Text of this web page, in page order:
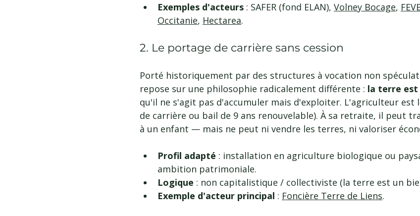
Exemples d'acteurs : SAFER (fond ELAN), Volney Bocage,
Occitanie, Hectarea.
2. Le portage de carrière sans cession
Porté historiquement par des structures à vocation non
repose sur une philosophie radicalement différente : la terre est
qu'il ne s'agit pas d'accumuler mais d'exploiter. L'agriculteur est
de carrière ou bail de 9 ans renouvelable). À sa retraite, il peut
à un enfant — mais ne peut ni vendre les terres, ni valoriser
Profil adapté : installation en agriculture biologique ou
ambition patrimoniale.
Logique : non capitalistique / collectiviste (la terre est un
Exemple d'acteur principal : Foncière Terre de Liens.